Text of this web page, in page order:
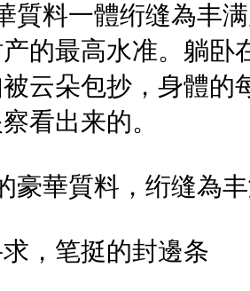
質料一體绗缝為丰
的最高水准。躺卧
云朵包抄，身體的
看出来的。
豪華質料，绗缝為
，笔挺的封邊条